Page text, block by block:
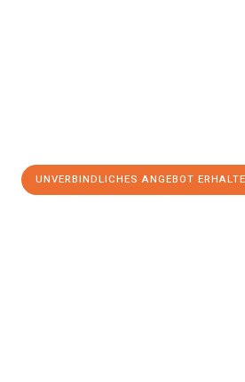
UNVERBINDLICHES ANGEBOT